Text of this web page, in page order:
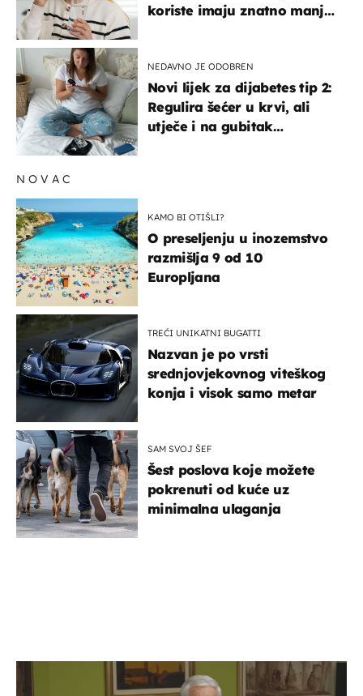
koriste imaju znatno manji
NEDAVNO JE ODOBREN
Novi lijek za dijabetes tip 2:
Regulira šećer u krvi, ali
utječe i na gubitak
NOVAC
KAMO BI OTIŠLI?
O preseljenju u inozemstvo
razmišlja 9 od 10
Europljana
TREĆI UNIKATNI BUGATTI
Nazvan je po vrsti
srednjovjekovnog viteškog
konja i visok samo metar
SAM SVOJ ŠEF
Šest poslova koje možete
pokrenuti od kuće uz
minimalna ulaganja